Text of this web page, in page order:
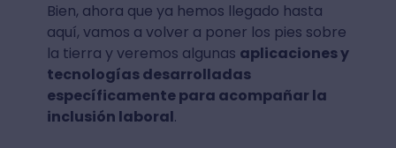
Bien, ahora que ya hemos llegado hasta
aquí, vamos a volver a poner los pies sobre
la tierra y veremos algunas aplicaciones y
tecnologías desarrolladas
específicamente para acompañar la
inclusión laboral.